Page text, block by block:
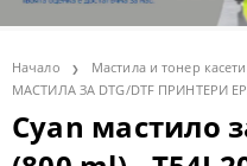
Начало Мастила и тонер касети
МАСТИЛА ЗА DTG/DTF ПРИНТЕРИ
Cyan мастило